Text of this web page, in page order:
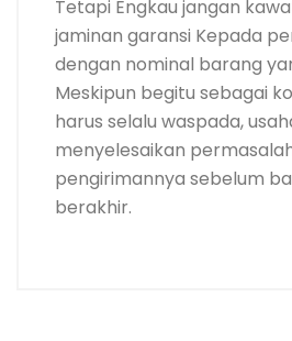
Tetapi Engkau jangan
jaminan garansi Kepada
dengan nominal barang
Meskipun begitu sebagai
harus selalu waspada,
menyelesaikan
pengirimannya sebelum
berakhir.